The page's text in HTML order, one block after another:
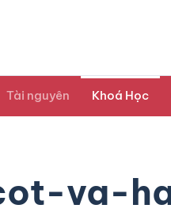
Tài nguyên Khoá Học
va-